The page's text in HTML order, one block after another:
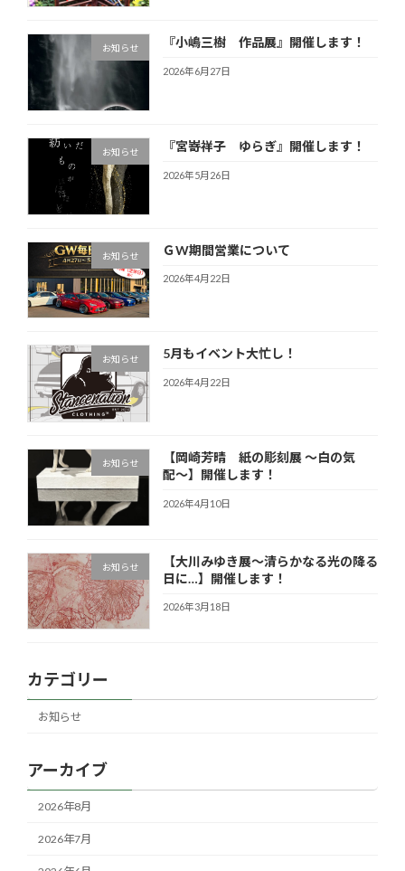
お知らせ 『小嶋三樹 作品展』開催します！
2026年6月27日
お知らせ 『宮嵜祥子 ゆらぎ』開催します！
2026年5月26日
お知らせ ＧW期間営業について
2026年4月22日
お知らせ 5月もイベント大忙し！
2026年4月22日
お知らせ
【岡崎芳晴 紙の彫刻展 〜白の気
配〜】開催します！
2026年4月10日
お知らせ
【大川みゆき展～清らかなる光の降る
日に…】開催します！
2026年3月18日
カテゴリー
お知らせ
アーカイブ
2026年8月
2026年7月